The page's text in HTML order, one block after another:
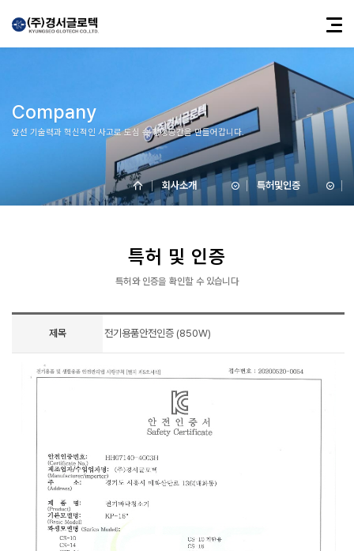
Company
앞선 기술력과 혁신적인 사고로 도심 속 청정공간을 만들어갑니다.
회사소개 특허및인증
특허 및 인증
특허와 인증을 확인할 수 있습니다
제목 전기용품안전인증 (850W)